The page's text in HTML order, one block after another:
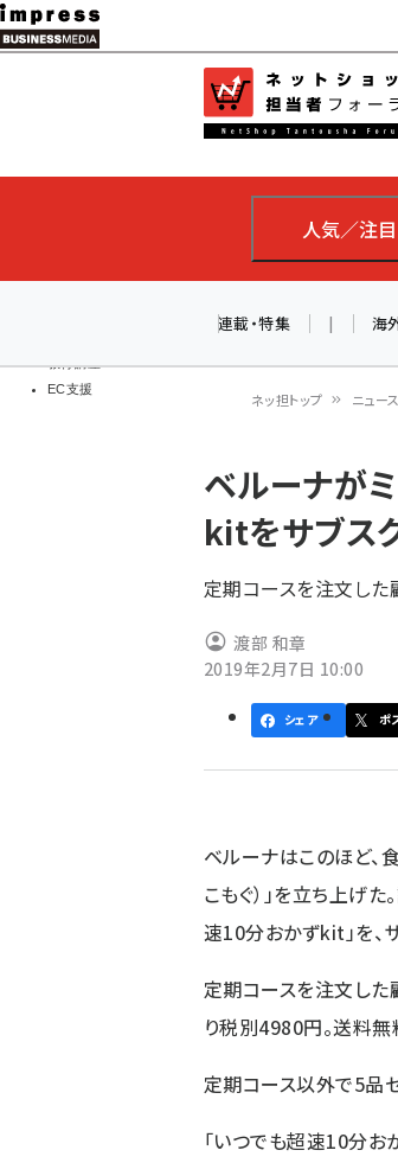
メ
イ
ン
ツ
移
教育講座
EC支援
人気／注目
連載・特集 | 海
ン
く
ず
ネッ担トップ ニュース
ベルーナが
kitをサブス
定期コースを注文し
渡部 和章
2019年2月7日 10:00
シェア ポ
ベルーナはこのほど、
こもぐ）」を立ち上げ
速10分おかずkit」を、
定期コースを注文した
り税別4980円。送料
定期コース以外で5品
「いつでも超速10分お